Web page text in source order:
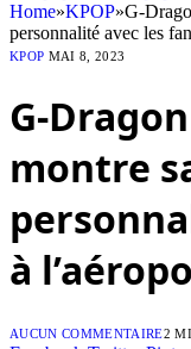
Home»KPOP»G-
personnalité avec les
KPOP MAI 8, 2023
G-
montre
à
AUCUN COMMENTAIRE2